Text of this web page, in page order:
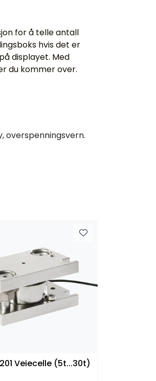
for å telle antall
hvis det er
displayet. Med
du kommer over.
overspenningsvern.
Veiecelle (5t...30t)